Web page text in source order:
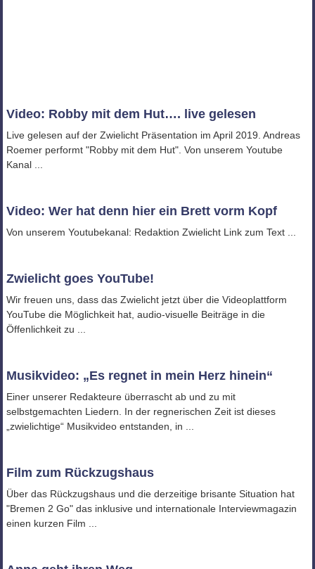
Video: Robby mit dem Hut…. live gelesen
Live gelesen auf der Zwielicht Präsentation im April 2019. Andreas
Roemer performt "Robby mit dem Hut". Von unserem Youtube
Kanal ...
Video: Wer hat denn hier ein Brett vorm Kopf
Von unserem Youtubekanal: Redaktion Zwielicht Link zum Text ...
Zwielicht goes YouTube!
Wir freuen uns, dass das Zwielicht jetzt über die Videoplattform
YouTube die Möglichkeit hat, audio-visuelle Beiträge in die
Öffenlichkeit zu ...
Musikvideo: „Es regnet in mein Herz hinein“
Einer unserer Redakteure überrascht ab und zu mit
selbstgemachten Liedern. In der regnerischen Zeit ist dieses
„zwielichtige“ Musikvideo entstanden, in ...
Film zum Rückzugshaus
Über das Rückzugshaus und die derzeitige brisante Situation hat
"Bremen 2 Go" das inklusive und internationale Interviewmagazin
einen kurzen Film ...